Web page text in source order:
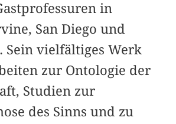
in
San Diego und
Sein vielfältiges Werk
zur Ontologie der
Studien zur
des Sinns und zu